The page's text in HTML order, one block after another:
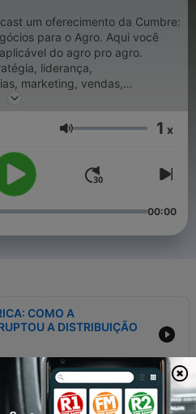
um oferecimento da Cumbre:
o Agro. Aqui você
do agro pro agro.
liderança,
marketing, vendas,
tudo isso e muito mais
音量 1 x
00:00
COMO A
A DISTRIBUIÇÃO
GIGANTE DO AGRO